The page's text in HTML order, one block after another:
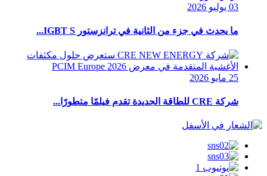
03 يوليو 2026
ما يحدث في جزء من الثانية في ترانزستور IGBT S...
25 مايو 2026
شركة CRE للطاقة الجديدة تقدم فيلمًا متطورًا...